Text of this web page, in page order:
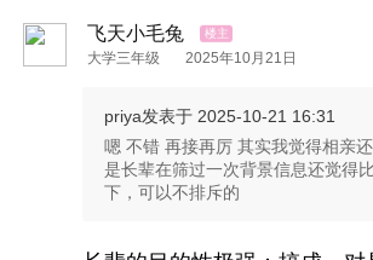
飞天小毛兔
大学三年级 2025年10月21日
priya发表于 2025-10-21 16:31
嗯 不错 再接再厉 其实我觉得相亲
是长辈在筛过一次背景信息还觉得
下，可以不排斥的